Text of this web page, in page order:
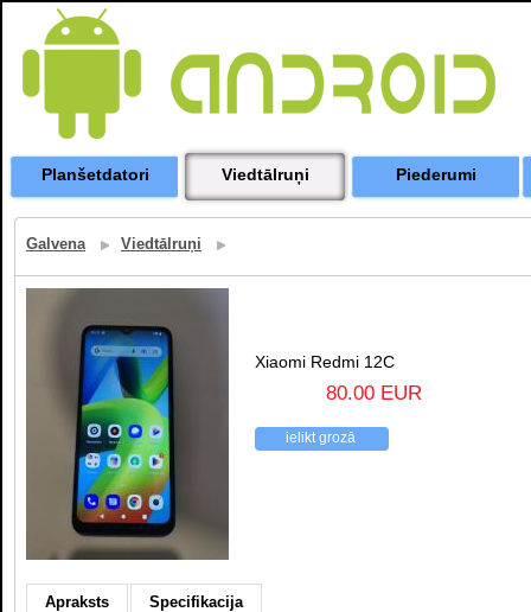
Planšetdatori Viedtālruņi Piederumi
Galvena Viedtālruņi
Xiaomi Redmi 12C
80.00 EUR
ielikt grozā
Apraksts Specifikacija